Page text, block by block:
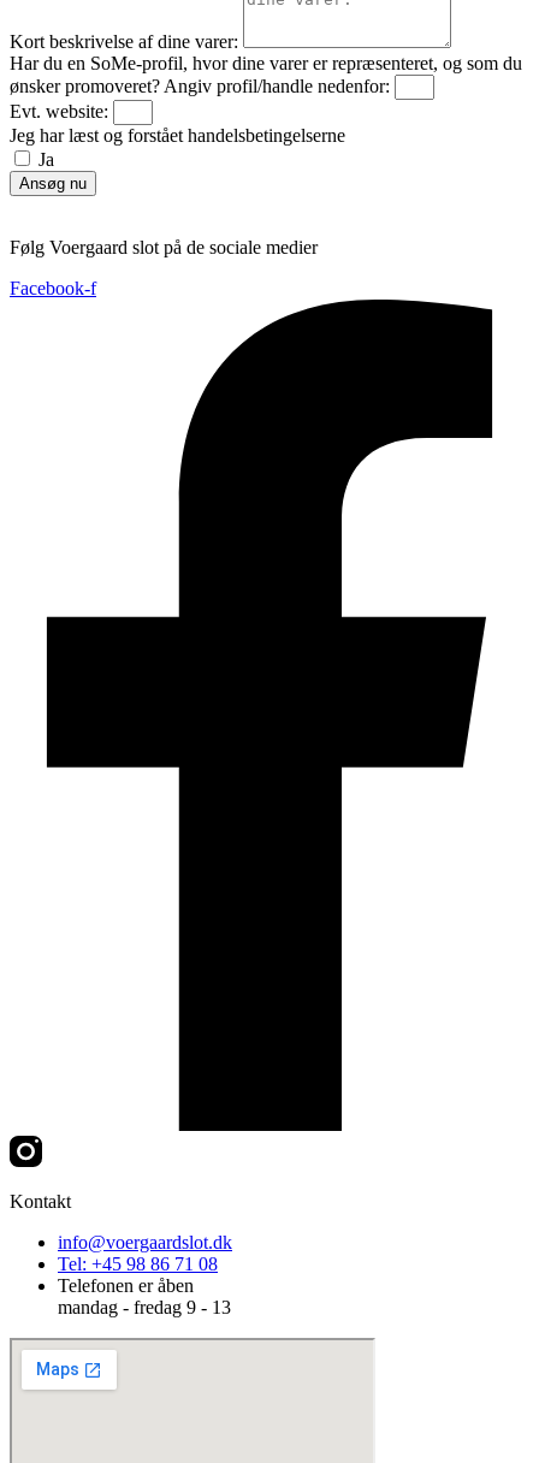
Kort beskrivelse af dine varer:
Har du en SoMe-profil, hvor dine varer er repræsenteret, og som du
ønsker promoveret? Angiv profil/handle nedenfor:
Evt. website:
Jeg har læst og forstået handelsbetingelserne
Ja
Ansøg nu
Følg Voergaard slot på de sociale medier
Facebook-f
Kontakt
info@voergaardslot.dk
Tel: +45 98 86 71 08
Telefonen er åben
mandag - fredag 9 - 13